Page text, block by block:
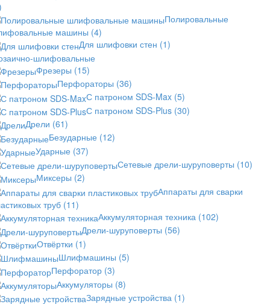
Полировальные
машины (4)
Для шлифовки стен (1)
шлифовальные
Фрезеры (15)
Перфораторы (36)
С патроном SDS-Max (5)
С патроном SDS-Plus (30)
Дрели (61)
Безударные (12)
Ударные (37)
Сетевые дрели-шуруповерты (10)
Миксеры (2)
Аппараты для сварки
труб (11)
Аккумуляторная техника (102)
Дрели-шуруповерты (56)
Отвёртки (1)
Шлифмашины (5)
Перфоратор (3)
Аккумуляторы (8)
Зарядные устройства (1)